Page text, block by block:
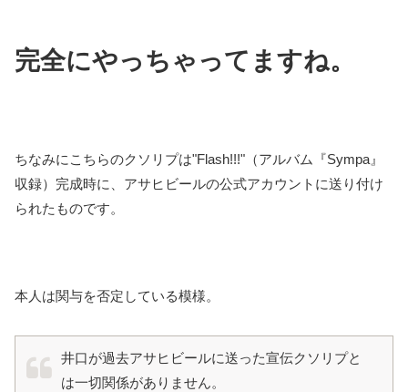
完全にやっちゃってますね。
ちなみにこちらのクソリプは"Flash!!!"（アルバム『Sympa』
収録）完成時に、アサヒビールの公式アカウントに送り付け
られたものです。
本人は関与を否定している模様。
井口が過去アサヒビールに送った宣伝クソリプと
は一切関係がありません。